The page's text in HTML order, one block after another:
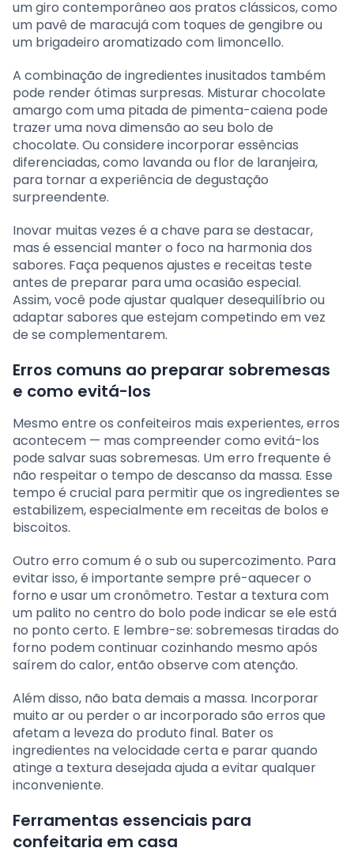
um giro contemporâneo aos pratos clássicos, como
um pavê de maracujá com toques de gengibre ou
um brigadeiro aromatizado com limoncello.
A combinação de ingredientes inusitados também
pode render ótimas surpresas. Misturar chocolate
amargo com uma pitada de pimenta-caiena pode
trazer uma nova dimensão ao seu bolo de
chocolate. Ou considere incorporar essências
diferenciadas, como lavanda ou flor de laranjeira,
para tornar a experiência de degustação
surpreendente.
Inovar muitas vezes é a chave para se destacar,
mas é essencial manter o foco na harmonia dos
sabores. Faça pequenos ajustes e receitas teste
antes de preparar para uma ocasião especial.
Assim, você pode ajustar qualquer desequilíbrio ou
adaptar sabores que estejam competindo em vez
de se complementarem.
Erros comuns ao preparar sobremesas
e como evitá-los
Mesmo entre os confeiteiros mais experientes, erros
acontecem — mas compreender como evitá-los
pode salvar suas sobremesas. Um erro frequente é
não respeitar o tempo de descanso da massa. Esse
tempo é crucial para permitir que os ingredientes se
estabilizem, especialmente em receitas de bolos e
biscoitos.
Outro erro comum é o sub ou supercozimento. Para
evitar isso, é importante sempre pré-aquecer o
forno e usar um cronômetro. Testar a textura com
um palito no centro do bolo pode indicar se ele está
no ponto certo. E lembre-se: sobremesas tiradas do
forno podem continuar cozinhando mesmo após
saírem do calor, então observe com atenção.
Além disso, não bata demais a massa. Incorporar
muito ar ou perder o ar incorporado são erros que
afetam a leveza do produto final. Bater os
ingredientes na velocidade certa e parar quando
atinge a textura desejada ajuda a evitar qualquer
inconveniente.
Ferramentas essenciais para
confeitaria em casa